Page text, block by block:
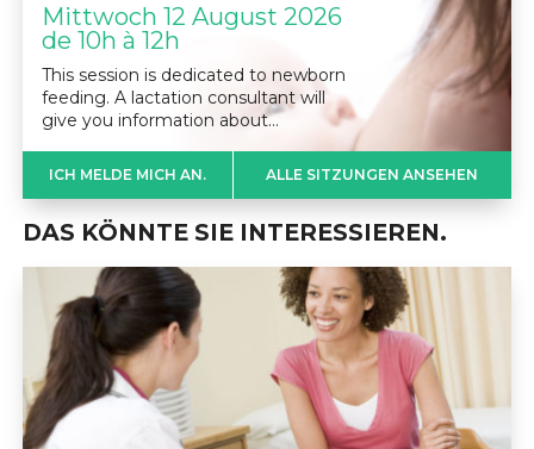
Mittwoch 12 August 2026
de 10h à 12h
This session is dedicated to newborn
feeding. A lactation consultant will
give you information about…
ICH MELDE MICH AN. ALLE SITZUNGEN ANSEHEN
DAS KÖNNTE SIE INTERESSIEREN.